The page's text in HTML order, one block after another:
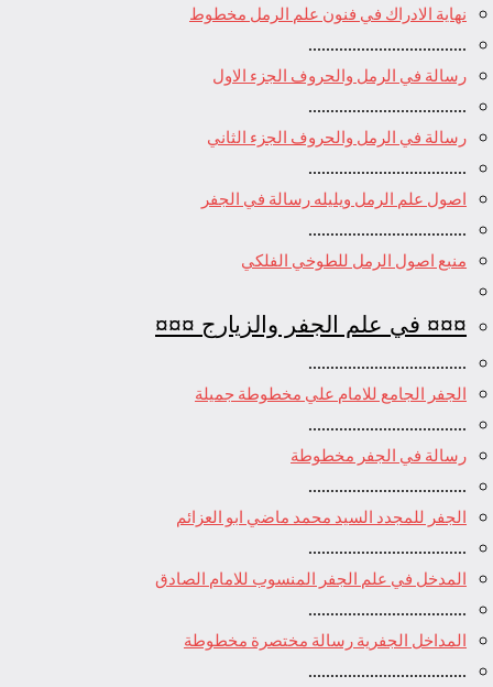
نهاية الادراك في فنون علم الرمل مخطوط
رسالة في الرمل والحروف الجزء الاول
رسالة في الرمل والحروف الجزء الثاني
اصول علم الرمل ويليله رسالة في الجفر
منبع اصول الرمل للطوخي الفلكي
¤¤¤ في علم الجفر والزيارج ¤¤¤
الجفر الجامع للامام علي مخطوطة جميلة
رسالة في الجفر مخطوطة
الجفر للمجدد السيد محمد ماضي ابو العزائم
المدخل في علم الجفر المنسوب للامام الصادق
المداخل الجفرية رسالة مختصرة مخطوطة